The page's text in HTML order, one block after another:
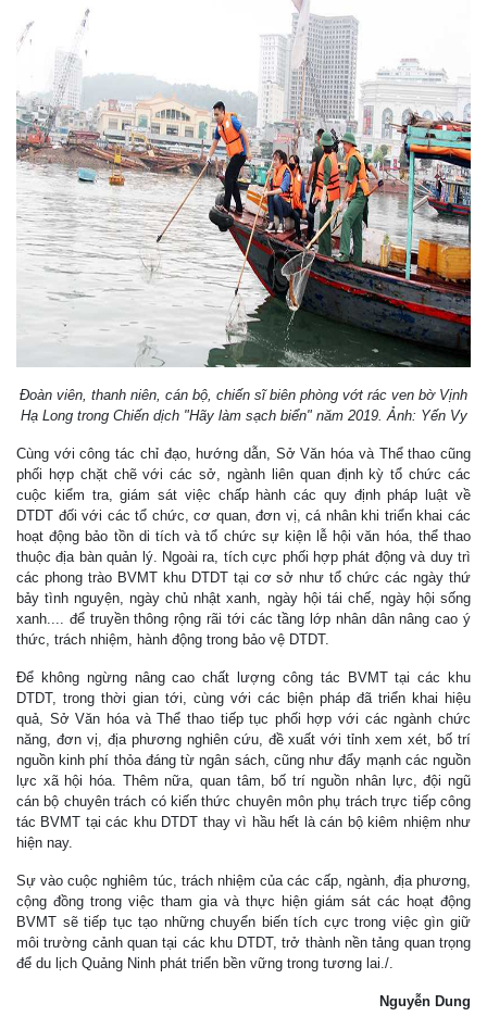
Đoàn viên, thanh niên, cán bộ, chiến sĩ biên phòng vớt rác ven bờ Vịnh
Hạ Long trong Chiến dịch "Hãy làm sạch biển" năm 2019. Ảnh: Yến Vy
Cùng với công tác chỉ đạo, hướng dẫn, Sở Văn hóa và Thể thao cũng
phối hợp chặt chẽ với các sở, ngành liên quan định kỳ tổ chức các
cuộc kiểm tra, giám sát việc chấp hành các quy định pháp luật về
DTDT đối với các tổ chức, cơ quan, đơn vị, cá nhân khi triển khai các
hoạt động bảo tồn di tích và tổ chức sự kiện lễ hội văn hóa, thể thao
thuộc địa bàn quản lý. Ngoài ra, tích cực phối hợp phát động và duy trì
các phong trào BVMT khu DTDT tại cơ sở như tổ chức các ngày thứ
bảy tình nguyện, ngày chủ nhật xanh, ngày hội tái chế, ngày hội sống
xanh.... để truyền thông rộng rãi tới các tầng lớp nhân dân nâng cao ý
thức, trách nhiệm, hành động trong bảo vệ DTDT.
Để không ngừng nâng cao chất lượng công tác BVMT tại các khu
DTDT, trong thời gian tới, cùng với các biện pháp đã triển khai hiệu
quả, Sở Văn hóa và Thể thao tiếp tục phối hợp với các ngành chức
năng, đơn vị, địa phương nghiên cứu, đề xuất với tỉnh xem xét, bố trí
nguồn kinh phí thỏa đáng từ ngân sách, cũng như đẩy mạnh các nguồn
lực xã hội hóa. Thêm nữa, quan tâm, bố trí nguồn nhân lực, đội ngũ
cán bộ chuyên trách có kiến thức chuyên môn phụ trách trực tiếp công
tác BVMT tại các khu DTDT thay vì hầu hết là cán bộ kiêm nhiệm như
hiện nay.
Sự vào cuộc nghiêm túc, trách nhiệm của các cấp, ngành, địa phương,
cộng đồng trong việc tham gia và thực hiện giám sát các hoạt động
BVMT sẽ tiếp tục tạo những chuyển biến tích cực trong việc gìn giữ
môi trường cảnh quan tại các khu DTDT, trở thành nền tảng quan trọng
để du lịch Quảng Ninh phát triển bền vững trong tương lai./.
Nguyễn Dung